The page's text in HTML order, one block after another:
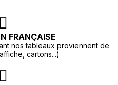
FRANÇAISE
nos tableaux proviennent de
cartons...)